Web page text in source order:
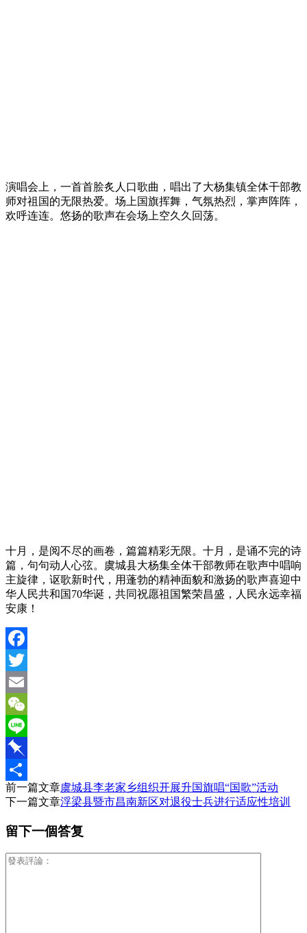
演唱会上，一首首脍炙人口歌曲，唱出了大杨集镇全体干部教
师对祖国的无限热爱。场上国旗挥舞，气氛热烈，掌声阵阵，
欢呼连连。悠扬的歌声在会场上空久久回荡。
十月，是阅不尽的画卷，篇篇精彩无限。十月，是诵不完的诗
篇，句句动人心弦。虞城县大杨集全体干部教师在歌声中唱响
主旋律，讴歌新时代，用蓬勃的精神面貌和激扬的歌声喜迎中
华人民共和国70华诞，共同祝愿祖国繁荣昌盛，人民永远幸福
安康！
Facebook
Twitter
Email
WeChat
Line
Pinboard
分
前一篇文章虞城县李老家乡组织开展升国旗唱“国歌”活动
下一篇文章浮梁县暨市昌南新区对退役士兵进行适应性培训
留下一個答复